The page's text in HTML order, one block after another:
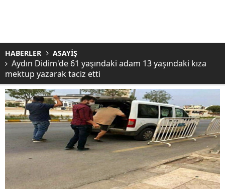
HABERLER ASAYİŞ
Aydın Didim'de 61 yaşındaki adam 13 yaşındaki kıza
mektup yazarak taciz etti